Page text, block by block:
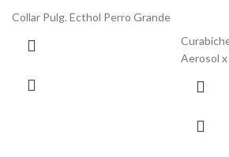
Collar Pulg. Ecthol Perro Grande
Aerosol